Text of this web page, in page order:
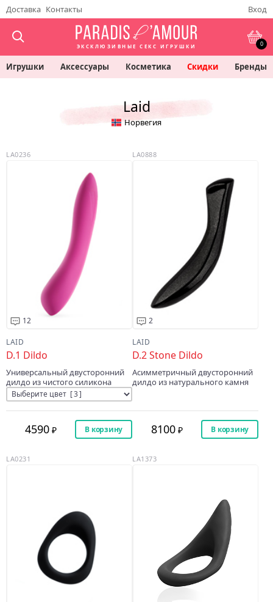
Доставка Контакты Вход
ЭКСКЛЮЗИВНЫЕ СЕКС ИГРУШКИ 0
Игрушки Аксессуары Косметика Скидки Бренды
Laid
Норвегия
12
LAID
D.1 Dildo
Универсальный двусторонний
дилдо из чистого силикона
LA0236
4590 В корзину
2
LAID
D.2 Stone Dildo
Асимметричный двусторонний
дилдо из натурального камня
LA0888
8100 В корзину
LA0231 LA1373